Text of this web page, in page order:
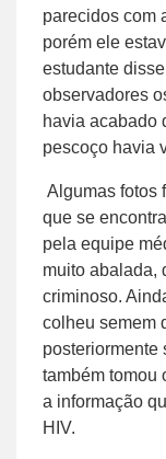
parecidos com
porém ele
estudante
observadores
havia acabado
pescoço havia
Algumas fotos
que se
pela equipe
muito abalada,
criminoso.
colheu semem
posteriormente
também tomou
a informação
HIV.